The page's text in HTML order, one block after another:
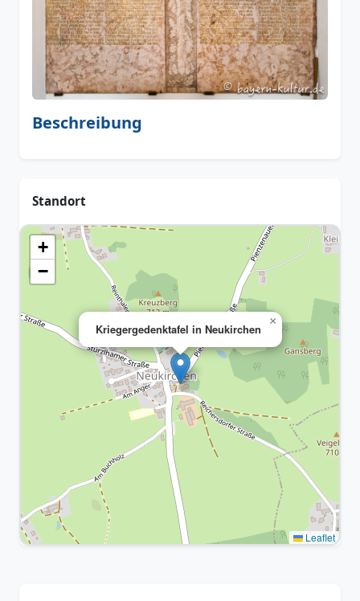
Beschreibung
Standort
Kriegergedenktafel in Neukirchen
×
+
−
Leaflet